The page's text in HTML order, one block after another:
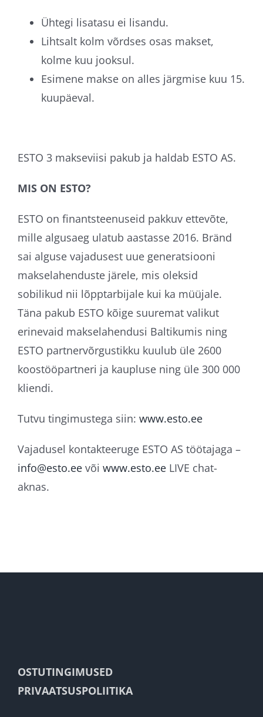
Ühtegi lisatasu ei lisandu.
Lihtsalt kolm võrdses osas makset,
kolme kuu jooksul.
Esimene makse on alles järgmise kuu 15.
kuupäeval.
ESTO 3 makseviisi pakub ja haldab ESTO AS.
MIS ON ESTO?
ESTO on finantsteenuseid pakkuv ettevõte,
mille algusaeg ulatub aastasse 2016. Bränd
sai alguse vajadusest uue generatsiooni
makselahenduste järele, mis oleksid
sobilikud nii lõpptarbijale kui ka müüjale.
Täna pakub ESTO kõige suuremat valikut
erinevaid makselahendusi Baltikumis ning
ESTO partnervõrgustikku kuulub üle 2600
koostööpartneri ja kaupluse ning üle 300 000
kliendi.
Tutvu tingimustega siin: www.esto.ee
Vajadusel kontakteeruge ESTO AS töötajaga –
info@esto.ee või www.esto.ee LIVE chat-
aknas.
OSTUTINGIMUSED
PRIVAATSUSPOLIITIKA